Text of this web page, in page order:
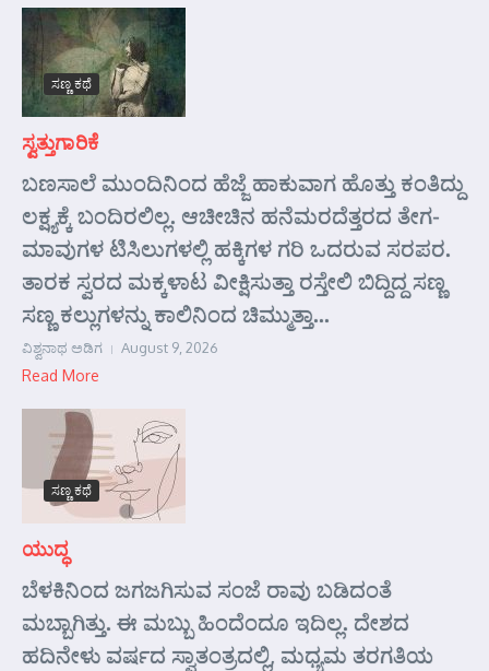
ಸಣ್ಣ ಕಥೆ
ಸ್ವತ್ತುಗಾರಿಕೆ
ಬಣಸಾಲೆ ಮುಂದಿನಿಂದ ಹೆಜ್ಜೆ ಹಾಕುವಾಗ ಹೊತ್ತು ಕಂತಿದ್ದು
ಲಕ್ಷ್ಯಕ್ಕೆ ಬಂದಿರಲಿಲ್ಲ. ಆಚೀಚಿನ ಹನೆಮರದೆತ್ತರದ ತೇಗ-
ಮಾವುಗಳ ಟಿಸಿಲುಗಳಲ್ಲಿ ಹಕ್ಕಿಗಳ ಗರಿ ಒದರುವ ಸರಪರ.
ತಾರಕ ಸ್ವರದ ಮಕ್ಕಳಾಟ ವೀಕ್ಷಿಸುತ್ತಾ ರಸ್ತೇಲಿ ಬಿದ್ದಿದ್ದ ಸಣ್ಣ
ಸಣ್ಣ ಕಲ್ಲುಗಳನ್ನು ಕಾಲಿನಿಂದ ಚಿಮ್ಮುತ್ತಾ...
ವಿಶ್ವನಾಥ ಅಡಿಗ August 9, 2026
Read More
ಸಣ್ಣ ಕಥೆ
ಯುದ್ಧ
ಬೆಳಕಿನಿಂದ ಜಗಜಗಿಸುವ ಸಂಜೆ ರಾವು ಬಡಿದಂತೆ
ಮಬ್ಬಾಗಿತ್ತು. ಈ ಮಬ್ಬು ಹಿಂದೆಂದೂ ಇದಿಲ್ಲ. ದೇಶದ
ಹದಿನೇಳು ವರ್ಷದ ಸ್ವಾತಂತ್ರದಲ್ಲಿ, ಮಧ್ಯಮ ತರಗತಿಯ